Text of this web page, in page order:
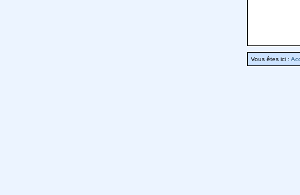
Vous êtes ici :